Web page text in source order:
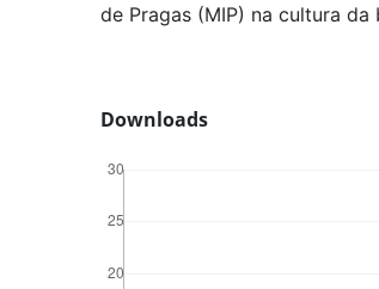
de Pragas (MIP) na cultura da
Downloads